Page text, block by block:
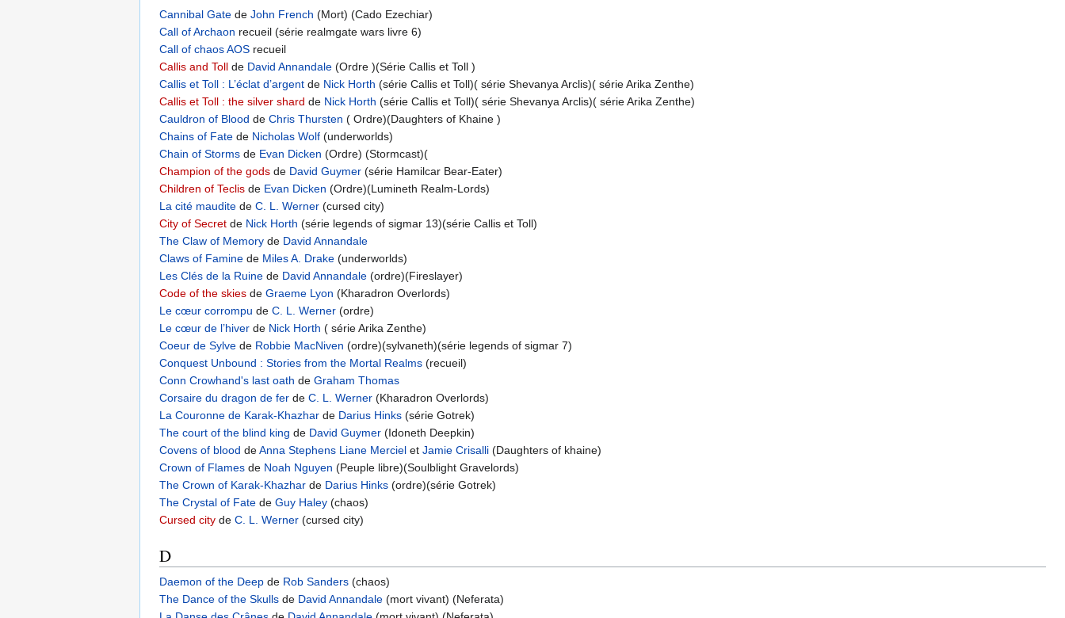
Cannibal Gate de John French (Mort) (Cado Ezechiar)
Call of Archaon recueil (série realmgate wars livre 6)
Call of chaos AOS recueil
Callis and Toll de David Annandale (Ordre )(Série Callis et Toll )
Callis et Toll : L’éclat d’argent de Nick Horth (série Callis et Toll)( série Shevanya Arclis)( série Arika Zenthe)
Callis et Toll : the silver shard de Nick Horth (série Callis et Toll)( série Shevanya Arclis)( série Arika Zenthe)
Cauldron of Blood de Chris Thursten ( Ordre)(Daughters of Khaine )
Chains of Fate de Nicholas Wolf (underworlds)
Chain of Storms de Evan Dicken (Ordre) (Stormcast)(
Champion of the gods de David Guymer (série Hamilcar Bear-Eater)
Children of Teclis de Evan Dicken (Ordre)(Lumineth Realm-Lords)
La cité maudite de C. L. Werner (cursed city)
City of Secret de Nick Horth (série legends of sigmar 13)(série Callis et Toll)
The Claw of Memory de David Annandale
Claws of Famine de Miles A. Drake (underworlds)
Les Clés de la Ruine de David Annandale (ordre)(Fireslayer)
Code of the skies de Graeme Lyon (Kharadron Overlords)
Le cœur corrompu de C. L. Werner (ordre)
Le cœur de l’hiver de Nick Horth ( série Arika Zenthe)
Coeur de Sylve de Robbie MacNiven (ordre)(sylvaneth)(série legends of sigmar 7)
Conquest Unbound : Stories from the Mortal Realms (recueil)
Conn Crowhand's last oath de Graham Thomas
Corsaire du dragon de fer de C. L. Werner (Kharadron Overlords)
La Couronne de Karak-Khazhar de Darius Hinks (série Gotrek)
The court of the blind king de David Guymer (Idoneth Deepkin)
Covens of blood deAnna Stephens Liane Merciel et Jamie Crisalli (Daughters of khaine)
Crown of Flames de Noah Nguyen (Peuple libre)(Soulblight Gravelords)
The Crown of Karak-Khazhar de Darius Hinks (ordre)(série Gotrek)
The Crystal of Fate de Guy Haley (chaos)
Cursed city de C. L. Werner (cursed city)
D
Daemon of the Deep de Rob Sanders (chaos)
The Dance of the Skulls de David Annandale (mort vivant) (Neferata)